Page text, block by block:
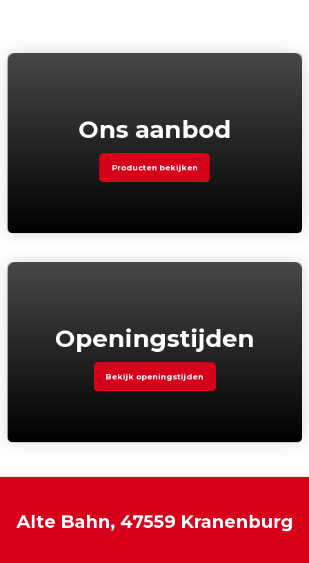
Ons aanbod
Producten bekijken
Openingstijden
Bekijk openingstijden
Alte Bahn, 47559 Kranenburg